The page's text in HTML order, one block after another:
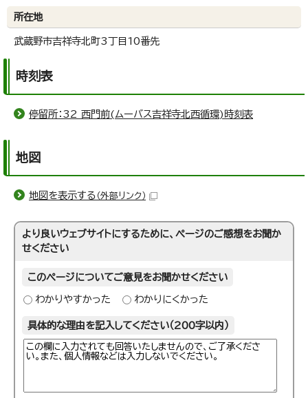
所在地
武蔵野市吉祥寺北町3丁目10番先
時刻表
停留所：32 西門前(ムーバス吉祥寺北西循環)時刻表
地図
地図を表示する （外部リンク）
より良いウェブサイトにするために、ページのご感想をお聞か
せください
このページについてご意見をお聞かせください
わかりやすかった わかりにくかった
具体的な理由を記入してください（200字以内）